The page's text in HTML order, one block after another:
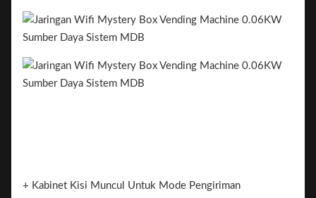
+ Kabinet Kisi Muncul Untuk Mode Pengiriman